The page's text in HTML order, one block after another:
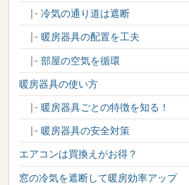
|- 冷気の通り道は遮断
|- 暖房器具の配置を工夫
|- 部屋の空気を循環
暖房器具の使い方
|- 暖房器具ごとの特徴を知る！
|- 暖房器具の安全対策
エアコンは買換えがお得？
窓の冷気を遮断して暖房効率アップ